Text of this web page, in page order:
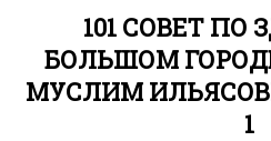
101 СОВЕТ ПО
БОЛЬШОМ
МУСЛИМ
1